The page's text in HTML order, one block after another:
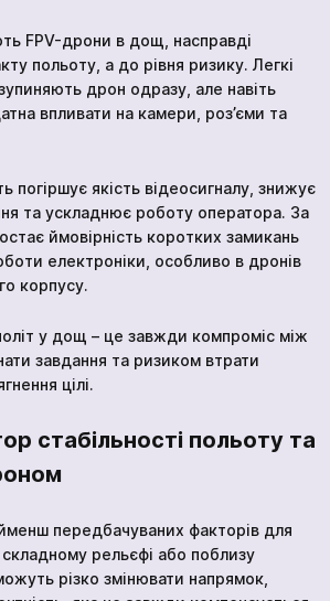
FPV-дрони в дощ, насправді
польоту, а до рівня ризику. Легкі
дрон одразу, але навіть
впливати на камери, роз’єми та
погіршує якість відеосигналу, знижує
та ускладнює роботу оператора. За
ймовірність коротких замикань
електроніки, особливо в дронів
корпусу.
у дощ – це завжди компроміс між
завдання та ризиком втрати
цілі.
стабільності польоту та
передбачуваних факторів для
рельєфі або поблизу
різко змінювати напрямок,